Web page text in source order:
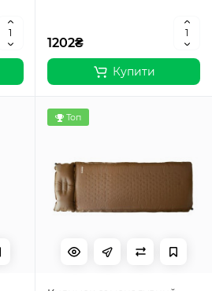
1202₴
Купити
Топ